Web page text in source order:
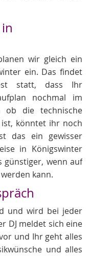
wir gleich ein
ein. Das findet
statt, dass Ihr
nochmal im
ob die technische
könntet ihr noch
das ein gewisser
in Königswinter
günstiger, wenn auf
kann.
und wird bei jeder
DJ meldet sich eine
und Ihr geht alles
und alles